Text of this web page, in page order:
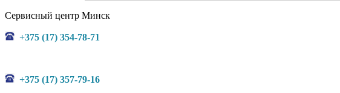
Сервисный центр Минск
+375 (17) 354-78-71
+375 (17) 357-79-16